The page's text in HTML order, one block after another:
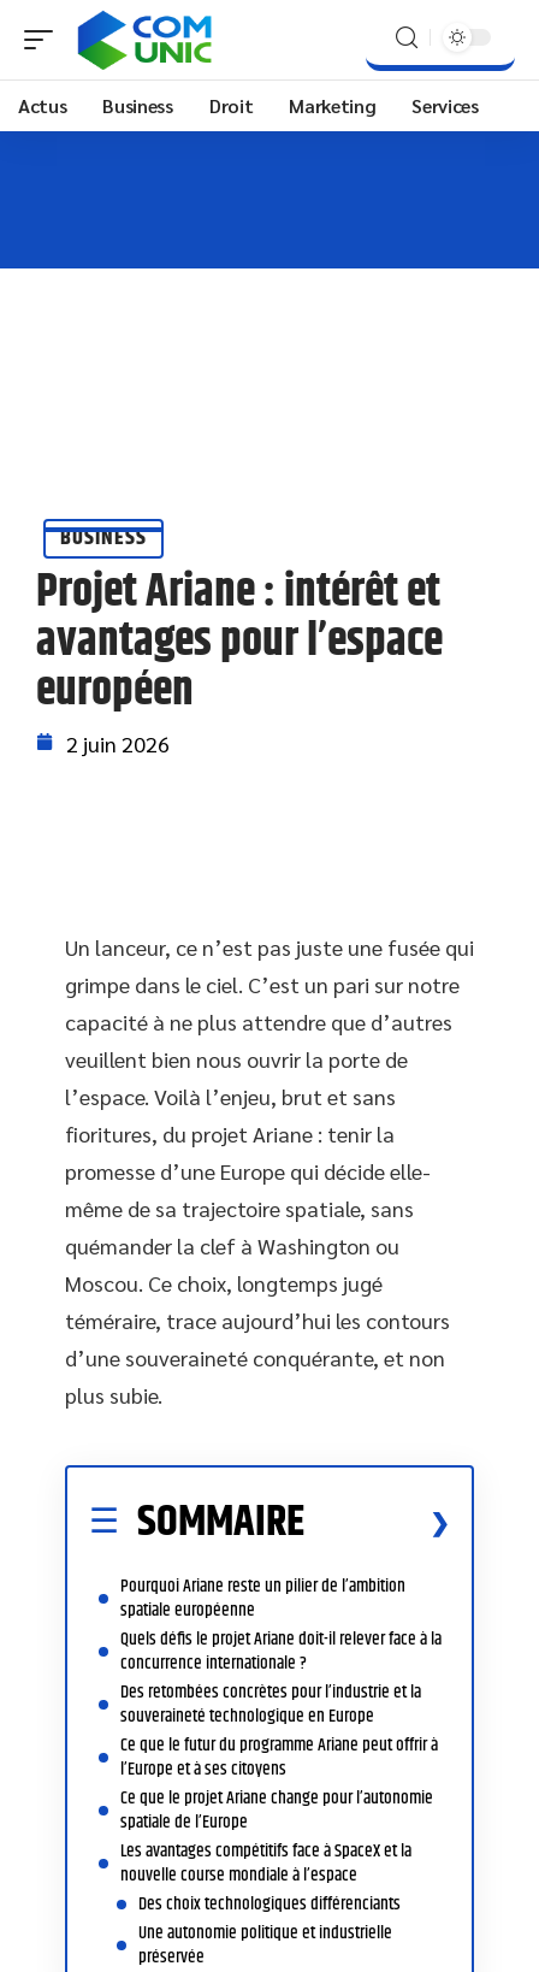
Actus Business Droit Marketing Services
BUSINESS
Projet Ariane : intérêt et
avantages pour l’espace
européen
2 juin 2026
Un lanceur, ce n’est pas juste une fusée qui
grimpe dans le ciel. C’est un pari sur notre
capacité à ne plus attendre que d’autres
veuillent bien nous ouvrir la porte de
l’espace. Voilà l’enjeu, brut et sans
fioritures, du projet Ariane : tenir la
promesse d’une Europe qui décide elle-
même de sa trajectoire spatiale, sans
quémander la clef à Washington ou
Moscou. Ce choix, longtemps jugé
téméraire, trace aujourd’hui les contours
d’une souveraineté conquérante, et non
plus subie.
SOMMAIRE
Pourquoi Ariane reste un pilier de l’ambition
spatiale européenne
Quels défis le projet Ariane doit-il relever face à la
concurrence internationale ?
Des retombées concrètes pour l’industrie et la
souveraineté technologique en Europe
Ce que le futur du programme Ariane peut offrir à
l’Europe et à ses citoyens
Ce que le projet Ariane change pour l’autonomie
spatiale de l’Europe
Les avantages compétitifs face à SpaceX et la
nouvelle course mondiale à l’espace
Des choix technologiques différenciants
Une autonomie politique et industrielle
préservée